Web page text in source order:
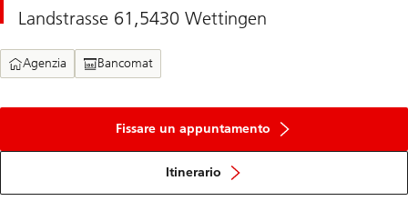
Landstrasse 61,5430 Wettingen
Agenzia Bancomat
Fissare un appuntamento
Itinerario